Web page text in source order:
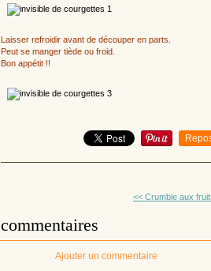
Laisser refroidir avant de découper en parts.
Peut se manger tiède ou froid.
Bon appétit !!
<< Crumble aux
commentaires
Ajouter un commentaire